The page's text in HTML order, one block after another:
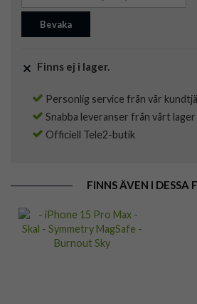
Bevaka
Finns ej i lager.
Personlig service från vår
Snabba leveranser från vårt lager
Officiell Tele2-butik
FINNS ÄVEN I DESSA